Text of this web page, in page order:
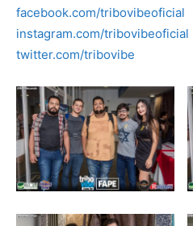
facebook.com/tribovibeoficial
instagram.com/tribovibeoficial
twitter.com/tribovibe